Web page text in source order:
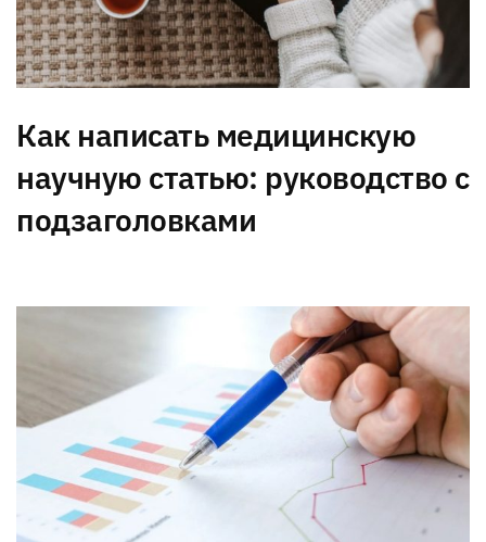
Как написать медицинскую
научную статью: руководство с
подзаголовками